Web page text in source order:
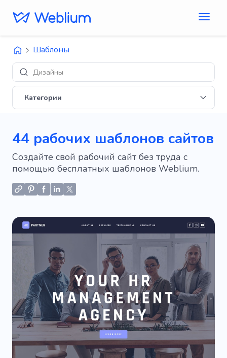
Шаблоны
Дизайны 'E-commerce'
Категории
44 рабочих шаблонов сайтов
Создайте свой рабочий сайт без труда с
помощью бесплатных шаблонов Weblium.